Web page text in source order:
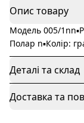
Опис товару
Модель 005/
Полар n▪️Колір:
Деталі та склад
Доставка та